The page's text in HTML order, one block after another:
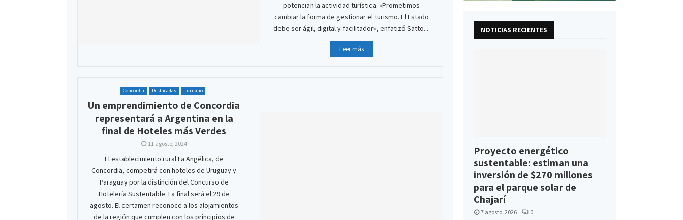
potencian la actividad turística. «Prometimos
cambiar la forma de gestionar el turismo. El Estado
debe ser ágil, digital y facilitador», enfatizó Satto....
Leer más
Concordia Destacadas Turismo
Un emprendimiento de Concordia
representará a Argentina en la
final de Hoteles más Verdes
11 agosto, 2024
El establecimiento rural La Angélica, de
Concordia, competirá con hoteles de Uruguay y
Paraguay por la distinción del Concurso de
Hotelería Sustentable. La final será el 29 de
agosto. El certamen reconoce a los alojamientos
de la región que cumplen con los principios de
NOTICIAS RECIENTES
Proyecto energético
sustentable: estiman una
inversión de $270 millones
para el parque solar de
Chajarí
7 agosto, 2026 0